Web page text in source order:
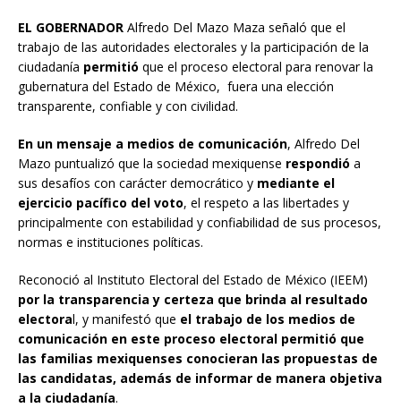
EL GOBERNADOR Alfredo Del Mazo Maza señaló que el
trabajo de las autoridades electorales y la participación de la
ciudadanía permitió que el proceso electoral para renovar la
gubernatura del Estado de México, fuera una elección
transparente, confiable y con civilidad.
En un mensaje a medios de comunicación, Alfredo Del
Mazo puntualizó que la sociedad mexiquense respondió a
sus desafíos con carácter democrático y mediante el
ejercicio pacífico del voto, el respeto a las libertades y
principalmente con estabilidad y confiabilidad de sus procesos,
normas e instituciones políticas.
Reconoció al Instituto Electoral del Estado de México (IEEM)
por la transparencia y certeza que brinda al resultado
electoral, y manifestó que el trabajo de los medios de
comunicación en este proceso electoral permitió que
las familias mexiquenses conocieran las propuestas de
las candidatas, además de informar de manera objetiva
a la ciudadanía.